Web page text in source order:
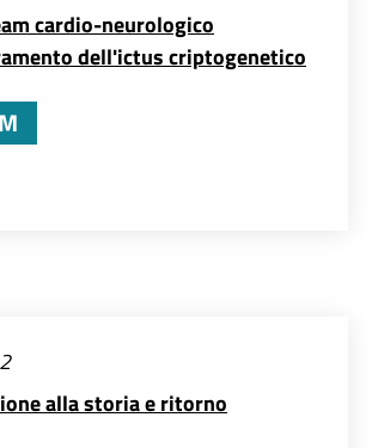
cardio-neurologico
dell'ictus criptogenetico
alla storia e ritorno